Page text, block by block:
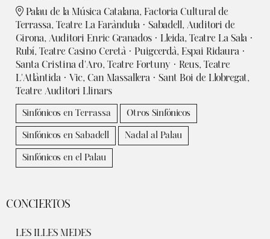
Palau de la Música Catalana, Factoria Cultural de
Terrassa, Teatre La Faràndula · Sabadell, Auditori de
Girona, Auditori Enric Granados · Lleida, Teatre La Sala ·
Rubí, Teatre Casino Ceretà · Puigcerdà, Espai Ridaura ·
Santa Cristina d'Aro, Teatre Fortuny · Reus, Teatre
L'Atlàntida · Vic, Can Massallera · Sant Boi de Llobregat,
Teatre Auditori Llinars
Sinfónicos en Terrassa Otros Sinfónicos
Sinfónicos en Sabadell Nadal al Palau
Sinfónicos en el Palau
CONCIERTOS
LES ILLES MEDES